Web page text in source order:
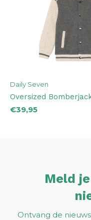
Daily Seven
Oversized
€39,95
Meld
Ontvang de